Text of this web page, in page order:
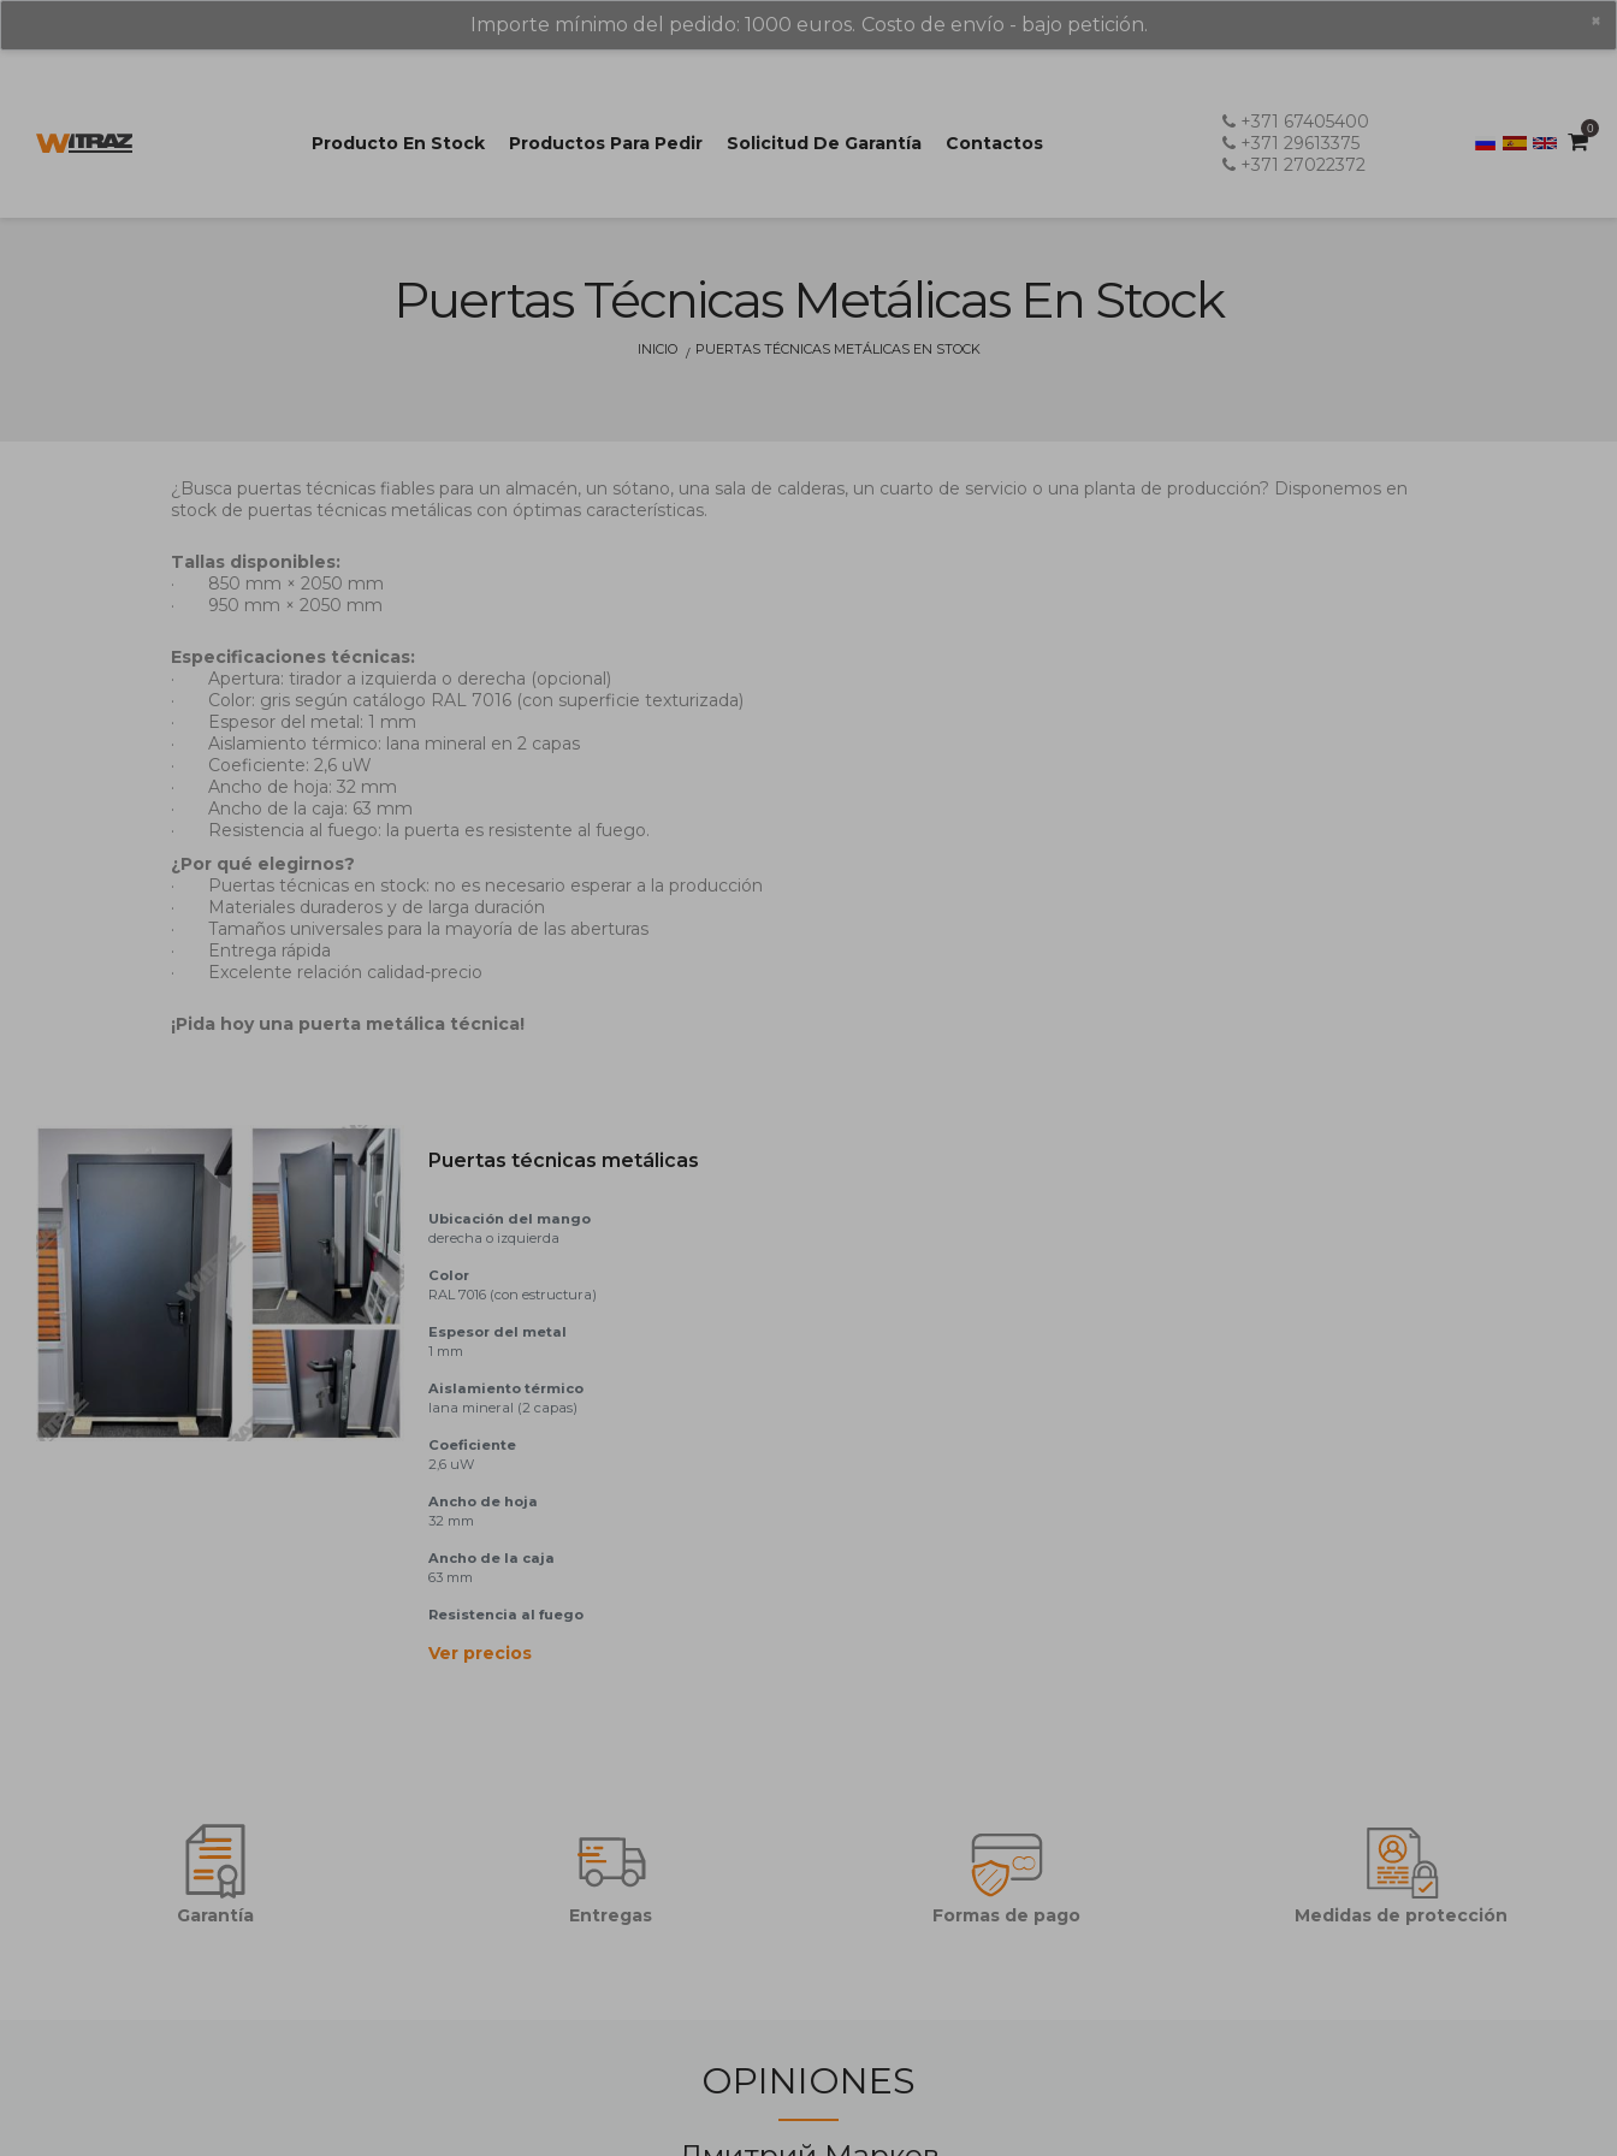
Importe mínimo del pedido: 1000 euros. Costo de envío - bajo petición. ×
Producto En Stock Productos Para Pedir Solicitud De Garantía Contactos
+371 67405400
+371 29613375
+371 27022372
0
Puertas Técnicas Metálicas En Stock
INICIO PUERTAS TÉCNICAS METÁLICAS EN STOCK
¿Busca puertas técnicas fiables para un almacén, un sótano, una sala de calderas, un cuarto de servicio o una planta de producción? Disponemos en
stock de puertas técnicas metálicas con óptimas características.
Tallas disponibles:
· 850 mm × 2050 mm
· 950 mm × 2050 mm
Especificaciones técnicas:
· Apertura: tirador a izquierda o derecha (opcional)
· Color: gris según catálogo RAL 7016 (con superficie texturizada)
·
Espesor del metal: 1 mm
· Aislamiento térmico: lana mineral en 2 capas
· Coeficiente: 2,6 uW
· Ancho de hoja: 32 mm
· Ancho de la caja: 63 mm
·
Resistencia al fuego: la puerta es resistente al fuego.
¿Por qué elegirnos?
·
Puertas técnicas en stock: no es necesario esperar a la producción
·
Materiales duraderos y de larga duración
· Tamaños universales para la mayoría de las aberturas
·
Entrega rápida
·
Excelente relación calidad-precio
¡Pida hoy una puerta metálica técnica!
Puertas técnicas metálicas
Ubicación del mango
derecha o izquierda
Color
RAL 7016 (con estructura)
Espesor del metal
1 mm
Aislamiento térmico
lana mineral (2 capas)
Coeficiente
2,6 uW
Ancho de hoja
32 mm
Ancho de la caja
63 mm
Resistencia al fuego
Ver precios
Garantía Entregas Formas de pago Medidas de protección
OPINIONES